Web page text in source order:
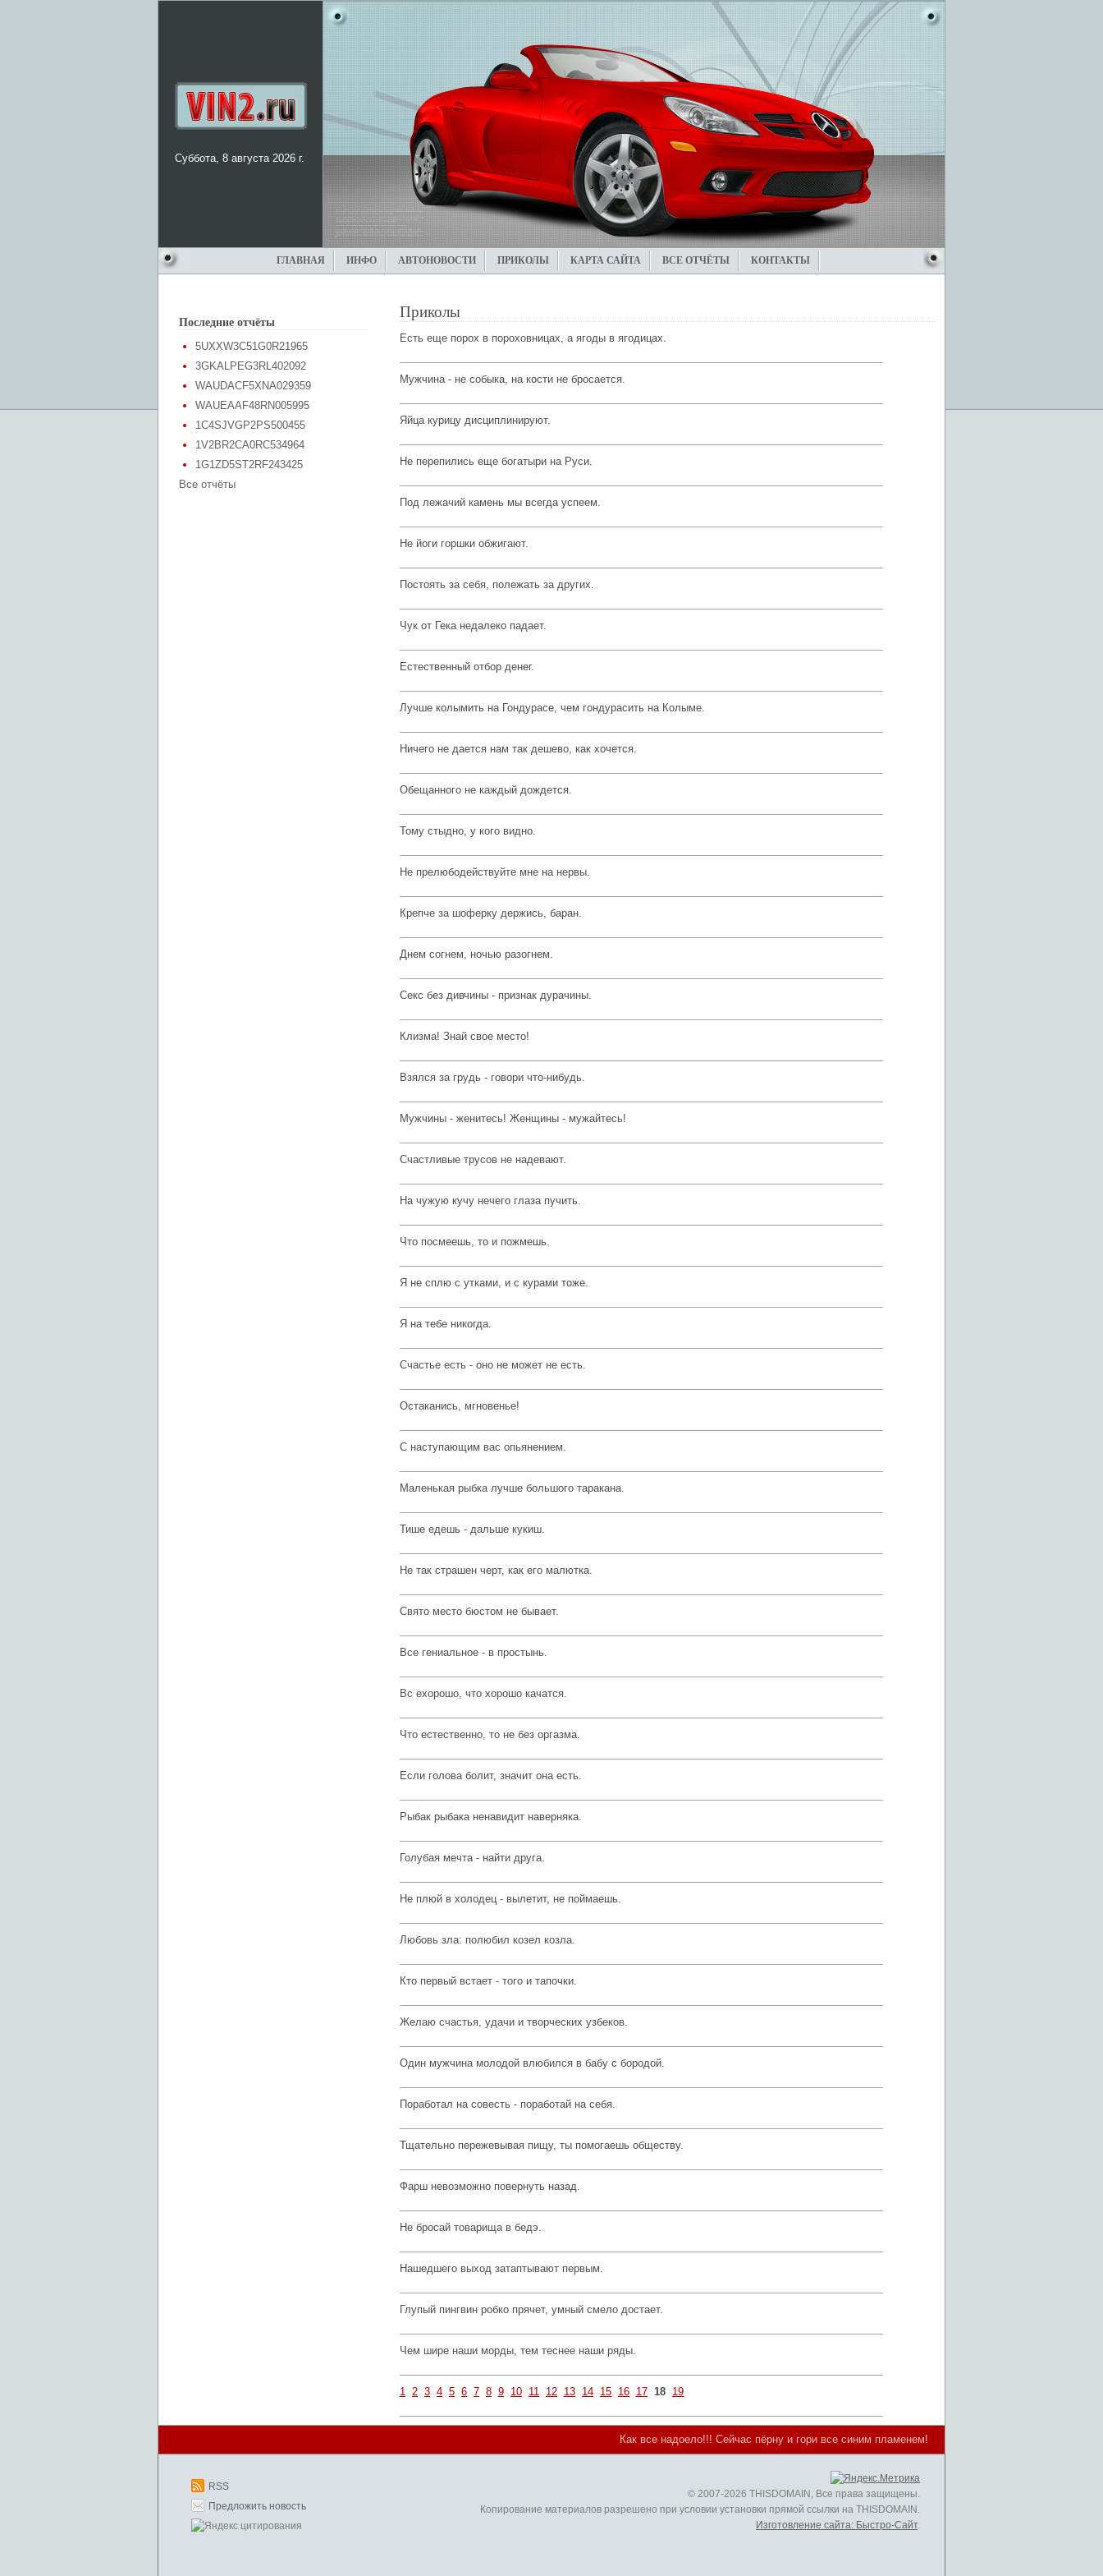
Суббота, 8 августа 2026 г.
ГЛАВНАЯ ИНФО АВТОНОВОСТИ ПРИКОЛЫ КАРТА САЙТА ВСЕ ОТЧЁТЫ КОНТАКТЫ
Последние отчёты
5UXXW3C51G0R21965
3GKALPEG3RL402092
WAUDACF5XNA029359
WAUEAAF48RN005995
1C4SJVGP2PS500455
1V2BR2CA0RC534964
1G1ZD5ST2RF243425
Все отчёты
Приколы
Есть еще порох в пороховницах, а ягоды в ягодицах.
Мужчина - не собыка, на кости не бросается.
Яйца курицу дисциплинируют.
Не перепились еще богатыри на Руси.
Под лежачий камень мы всегда успеем.
Не йоги горшки обжигают.
Постоять за себя, полежать за других.
Чук от Гека недалеко падает.
Естественный отбор денег.
Лучше колымить на Гондурасе, чем гондурасить на Колыме.
Ничего не дается нам так дешево, как хочется.
Обещанного не каждый дождется.
Тому стыдно, у кого видно.
Не прелюбодействуйте мне на нервы.
Крепче за шоферку держись, баран.
Днем согнем, ночью разогнем.
Секс без дивчины - признак дурачины.
Клизма! Знай свое место!
Взялся за грудь - говори что-нибудь.
Мужчины - женитесь! Женщины - мужайтесь!
Счастливые трусов не надевают.
На чужую кучу нечего глаза пучить.
Что посмеешь, то и пожмешь.
Я не сплю с утками, и с курами тоже.
Я на тебе никогда.
Счастье есть - оно не может не есть.
Остаканись, мгновенье!
С наступающим вас опьянением.
Маленькая рыбка лучше большого таракана.
Тише едешь - дальше кукиш.
Не так страшен черт, как его малютка.
Свято место бюстом не бывает.
Все гениальное - в простынь.
Вс ехорошо, что хорошо качатся.
Что естественно, то не без оргазма.
Если голова болит, значит она есть.
Рыбак рыбака ненавидит наверняка.
Голубая мечта - найти друга.
Не плюй в холодец - вылетит, не поймаешь.
Любовь зла: полюбил козел козла.
Кто первый встает - того и тапочки.
Желаю счастья, удачи и творческих узбеков.
Один мужчина молодой влюбился в бабу с бородой.
Поработал на совесть - поработай на себя.
Тщательно пережевывая пищу, ты помогаешь обществу.
Фарш невозможно повернуть назад.
Не бросай товарища в бедэ.
Нашедшего выход затаптывают первым.
Глупый пингвин робко прячет, умный смело достает.
Чем шире наши морды, тем теснее наши ряды.
1 2 3 4 5 6 7 8 9 10 11 12 13 14 15 16 17 18 19
Как все надоело!!! Сейчас пёрну и гори все синим пламенем!
RSS
Предложить новость
© 2007-2026 THISDOMAIN, Все права защищены.
Копирование материалов разрешено при условии установки прямой ссылки на THISDOMAIN.
Изготовление сайта: Быстро-Сайт.